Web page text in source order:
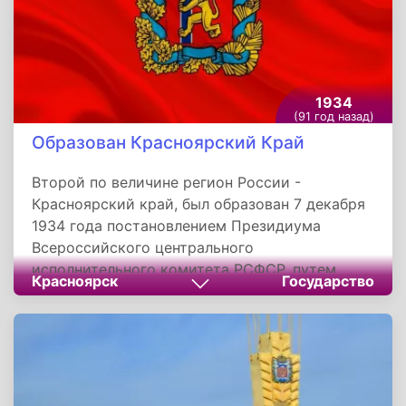
1934
(91 год назад)
Образован Красноярский Край
Второй по величине регион России -
Красноярский край, был образован 7 декабря
1934 года постановлением Президиума
Всероссийского центрального
исполнительного комитета РСФСР, путем
включения в него 52 районов из Западно-
Сибирского и Восточно-Сибирского краев. В
состав региона вошли 31 район, Хакасская
автономная область, Таймырский и
Эвенкийский национальные округа. Центром
стал город Красноярск. Край образован в
Красноярск Государство